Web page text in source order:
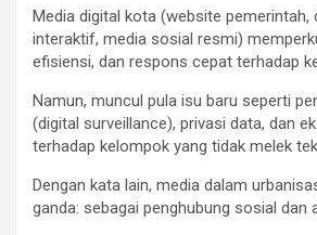
Media digital kota (website pemerintah,
interaktif, media sosial resmi)
efisiensi, dan respons cepat terhadap
Namun, muncul pula isu baru seperti
(digital surveillance), privasi data, dan
terhadap kelompok yang tidak melek
Dengan kata lain, media dalam
ganda: sebagai penghubung sosial dan